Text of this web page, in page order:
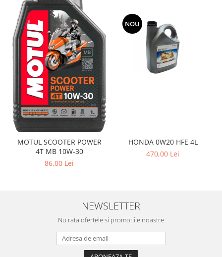
MOTUL SCOOTER POWER
4T MB 10W-30
86,00 Lei
NOU
HONDA 0W20 HFE 4L
470,00 Lei
NEWSLETTER
Nu rata ofertele si promotiile noastre